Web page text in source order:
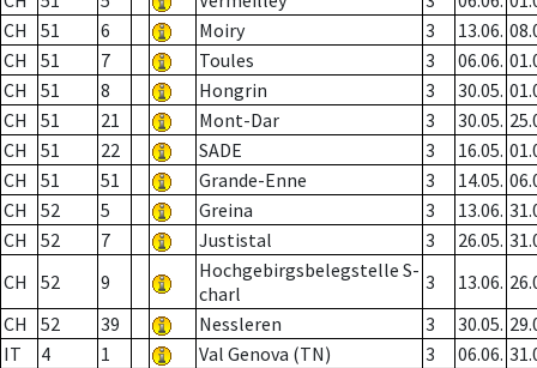
CH
51 6 Moiry 3 13.06.
CH
51 7 Toules 3 06.06.
CH
51 8 Hongrin 3 30.05.
CH
51 21 Mont-Dar 3 30.05.
CH
51 22 SADE 3 16.05.
CH
51 51 Grande-Enne 3 14.05.
CH
52 5 Greina 3 13.06.
CH
52 7 Justistal 3 26.05.
CH
52 9
Hochgebirgsbelegstelle S-
charl
3 13.06.
CH
52 39 Nessleren 3 30.05.
IT
4 1 Val Genova (TN) 3 06.06.